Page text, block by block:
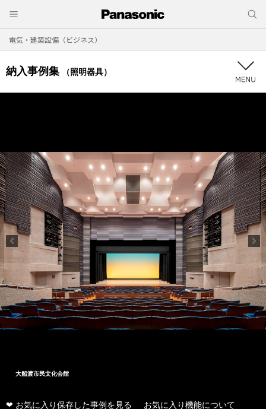
電気・建築設備（ビジネス）
納入事例集 （照明器具）
大船渡市民文化会館
❤ お気に入り保存した事例を見る お気に入り機能について